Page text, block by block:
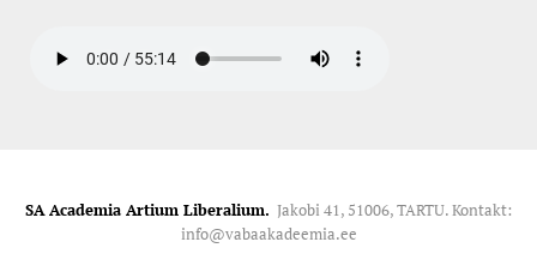
SA Academia Artium Liberalium. Jakobi 41, 51006, TARTU. Kontakt:
info@vabaakadeemia.ee